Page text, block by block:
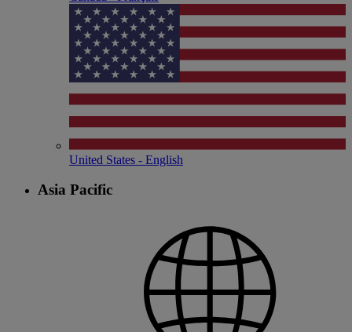
United States - English
Asia Pacific